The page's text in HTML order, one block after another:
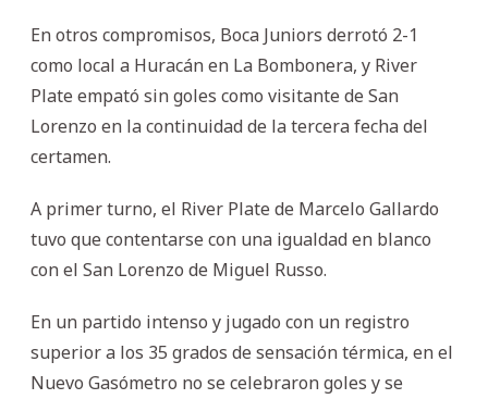
En otros compromisos, Boca Juniors derrotó 2-1
como local a Huracán en La Bombonera, y River
Plate empató sin goles como visitante de San
Lorenzo en la continuidad de la tercera fecha del
certamen.
A primer turno, el River Plate de Marcelo Gallardo
tuvo que contentarse con una igualdad en blanco
con el San Lorenzo de Miguel Russo.
En un partido intenso y jugado con un registro
superior a los 35 grados de sensación térmica, en el
Nuevo Gasómetro no se celebraron goles y se